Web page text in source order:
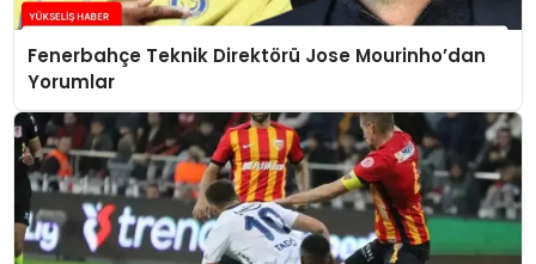
Fenerbahçe Teknik Direktörü Jose Mourinho’dan
Yorumlar